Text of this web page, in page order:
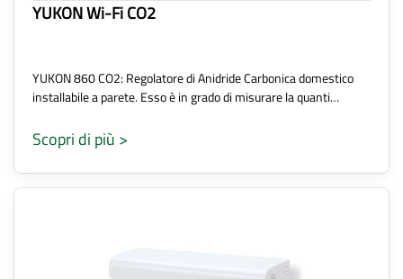
YUKON Wi-Fi CO2
YUKON 860 CO2: Regolatore di Anidride Carbonica domestico
installabile a parete. Esso è in grado di misurare la quanti…
Scopri di più >